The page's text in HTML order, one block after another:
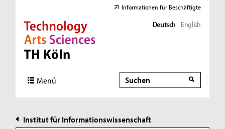
Direkt zur Hauptnavigation
Direkt zur Subnavigation
Direkt zum Inhalt
Direkt zum Fußbereich
Informationen für Beschäftigte
Deutsch English
Menü Suche
Suche
Institut für Informationswissenschaft